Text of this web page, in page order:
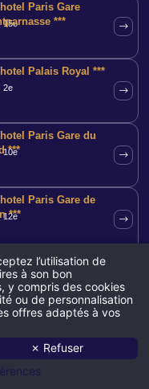
Paris Gare
***
15e
Palais Royal ***
2e
Paris Gare du
***
10e
Paris Gare de
***
12e
Boulogne Rives
**
Rives de Seine
l’utilisation de
à son bon
y compris des cookies
ou de personnalisation
offres adaptés à vos
✗ Refuser